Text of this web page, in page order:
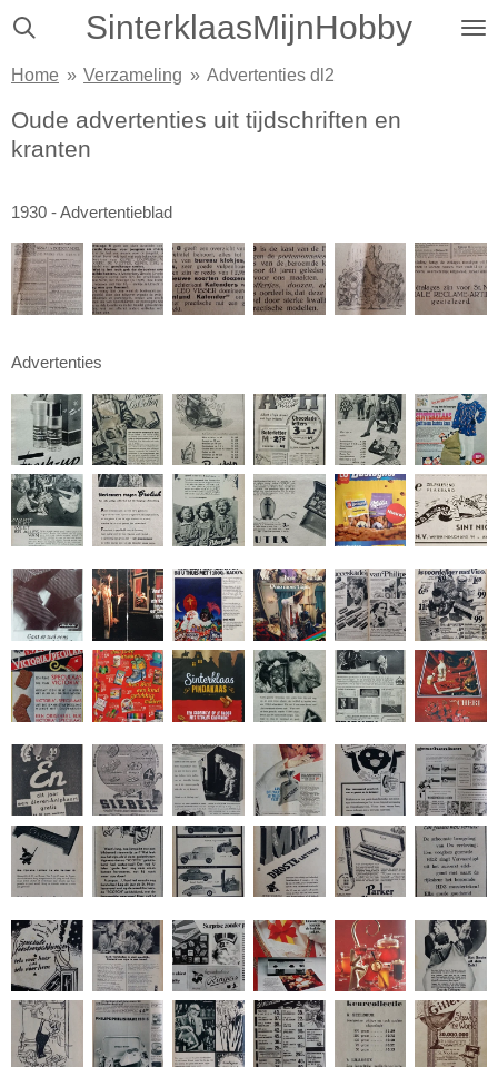
Ga
naar
hoofdinhoud
SinterklaasMijnHobby
Home » Verzameling » Advertenties dl2
Oude advertenties uit tijdschriften en
kranten
1930 - Advertentieblad
Advertenties